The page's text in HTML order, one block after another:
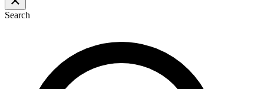
Search